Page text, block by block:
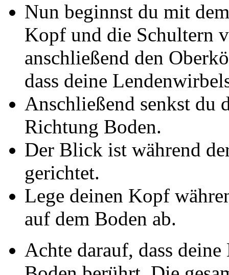
Nun beginnst du mit
Kopf und die Schultern
anschließend den
dass deine
Anschließend senkst du
Richtung Boden.
Der Blick ist während
gerichtet.
Lege deinen Kopf
auf dem Boden ab.
Achte darauf, dass